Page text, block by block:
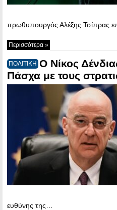
πρωθυπουργός Αλέξης Τσίπρας
Περισσότερα »
ΠΟΛΙΤΙΚΗ Ο Νίκος
Πάσχα με τους
ευθύνης της…